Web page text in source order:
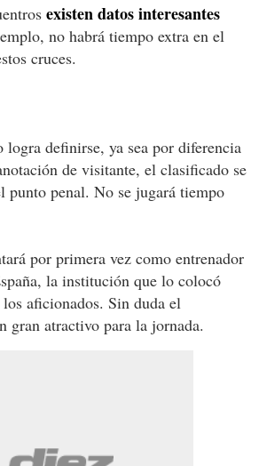
existen datos interesantes
no habrá tiempo extra en el
cruces.
definirse, ya sea por diferencia
de visitante, el clasificado se
punto penal. No se jugará tiempo
por primera vez como entrenador
la institución que lo colocó
aficionados. Sin duda el
gran atractivo para la jornada.